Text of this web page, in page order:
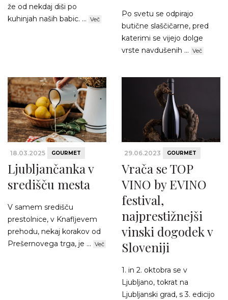
že od nekdaj diši po
kuhinjah naših babic. ... Več
Po svetu se odpirajo
butične slaščičarne, pred
katerimi se vijejo dolge
vrste navdušenih ... Več
18.03.2025 GOURMET
Ljubljančanka v
središču mesta
V samem središču
prestolnice, v Knafljevem
prehodu, nekaj korakov od
Prešernovega trga, je ... Več
29.06.2023 GOURMET
Vrača se TOP
VINO by EVINO
festival,
najprestižnejši
vinski dogodek v
Sloveniji
1. in 2. oktobra se v
Ljubljano, tokrat na
Ljubljanski grad, s 3. edicijo